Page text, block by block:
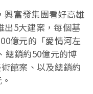
興富發集團看好高雄
出5大建案，每個基
億元的「愛情河左
總銷約50億元的博
館案、以及總銷約